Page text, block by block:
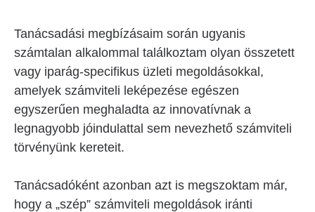
Tanácsadási megbízásaim során ugyanis
számtalan alkalommal találkoztam olyan összetett
vagy iparág-specifikus üzleti megoldásokkal,
amelyek számviteli leképezése egészen
egyszerűen meghaladta az innovatívnak a
legnagyobb jóindulattal sem nevezhető számviteli
törvényünk kereteit.
Tanácsadóként azonban azt is megszoktam már,
hogy a „szép” számviteli megoldások iránti